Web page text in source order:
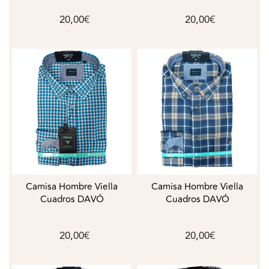
20,00€ 20,00€
Camisa Hombre Viella
Cuadros DAVÓ
20,00€
Camisa Hombre Viella
Cuadros DAVÓ
20,00€